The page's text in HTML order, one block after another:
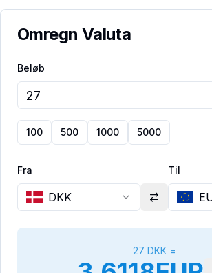
Omregn Valuta
Beløb
100 500 1000 5000
Fra
DKK
Til
27 DKK=